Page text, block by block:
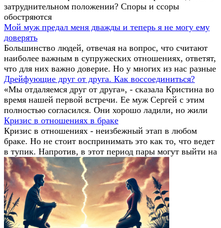
затруднительном положении? Споры и ссоры
обостряются
Мой муж предал меня дважды и теперь я не могу ему
доверять
Большинство людей, отвечая на вопрос, что считают
наиболее важным в супружеских отношениях, ответят,
что для них важно доверие. Но у многих из нас разные
Дрейфующие друг от друга. Как воссоединиться?
«Мы отдаляемся друг от друга», - сказала Кристина во
время нашей первой встречи. Ее муж Сергей с этим
полностью согласился. Они хорошо ладили, но жили
Кризис в отношениях в браке
Кризис в отношениях - неизбежный этап в любом
браке. Но не стоит воспринимать это как то, что ведет
в тупик. Напротив, в этот период пары могут выйти на